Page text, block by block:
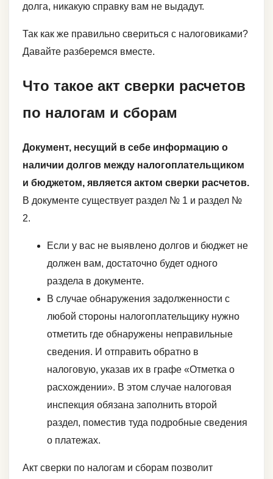
долга, никакую справку вам не выдадут.
Так как же правильно свериться с налоговиками?
Давайте разберемся вместе.
Что такое акт сверки расчетов
по налогам и сборам
Документ, несущий в себе информацию о
наличии долгов между налогоплательщиком
и бюджетом, является актом сверки расчетов.
В документе существует раздел № 1 и раздел №
2.
Если у вас не выявлено долгов и бюджет не
должен вам, достаточно будет одного
раздела в документе.
В случае обнаружения задолженности с
любой стороны налогоплательщику нужно
отметить где обнаружены неправильные
сведения. И отправить обратно в
налоговую, указав их в графе «Отметка о
расхождении». В этом случае налоговая
инспекция обязана заполнить второй
раздел, поместив туда подробные сведения
о платежах.
Акт сверки по налогам и сборам позволит